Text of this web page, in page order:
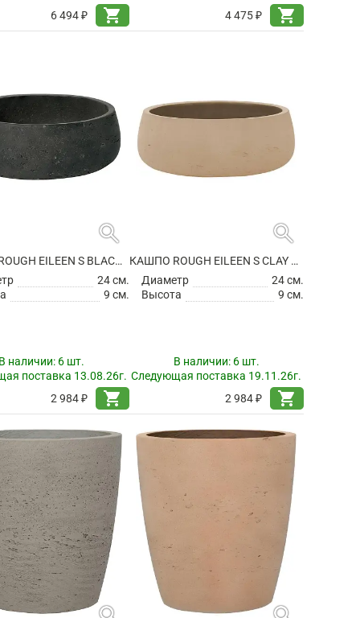
6 494 ₽
shopping_cart
4 475 ₽
shopping_cart
search
КАШПО ROUGH EILEEN S BLACK WASHED
24 см.
9 см.
наличии: 6 шт.
поставка 13.08.26г.
2 984 ₽
shopping_cart
search
КАШПО ROUGH EILEEN S CLAY WASHED
Диаметр
24 см.
Высота
9 см.
В наличии: 6 шт.
Следующая поставка 19.11.26г.
2 984 ₽
shopping_cart